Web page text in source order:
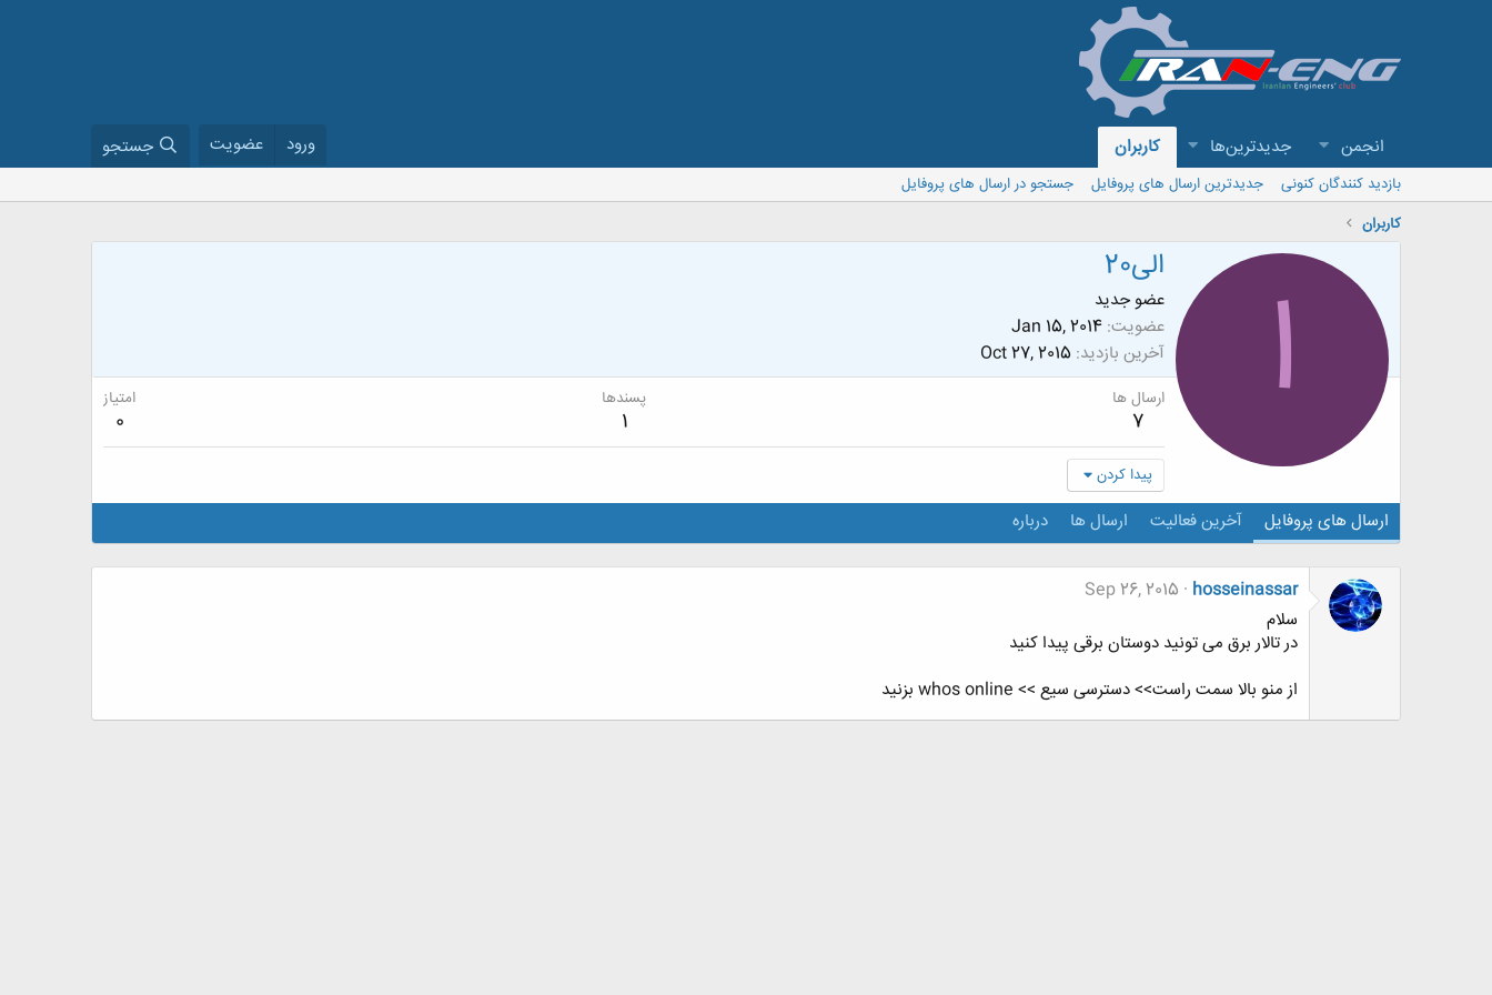
انجمن جدیدترین‌ها کاربران ورود عضویت جستجو
بازدید کنندگان کنونی جدیدترین ارسال های پروفایل
جستجو در ارسال های پروفایل
کاربران
ا الی20
عضو جدید
عضویت Jan 15, 2014
آخرین بازدید Oct 27, 2015
ارسال ها
7
پسندها
1
امتیاز
0
پیدا کردن
ارسال های پروفایل آخرین فعالیت ارسال ها درباره
hosseinassar
Sep 26, 2015
سلام
در تالار برق می تونید دوستان برقی پیدا کنید
از منو بالا سمت راست>> دسترسی سیع >> whos online بزنید